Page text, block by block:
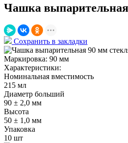
Чашка
Сохранить в закладки
Маркировка: 90 мм
Характеристики:
Номинальная вместимость
215 мл
Диаметр больший
90 ± 2,0 мм
Высота
50 ± 1,0 мм
Упаковка
10 шт